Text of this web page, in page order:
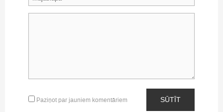
Paziņot par jauniem komentāriem SŪTĪT